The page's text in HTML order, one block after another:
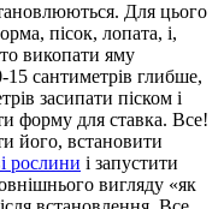
Для цього
пісок, лопата, і,
викопати яму
сантиметрів глибше,
засипати піском і
форму для ставка. Все!
його, встановити
рослини і запустити
вигляду «як